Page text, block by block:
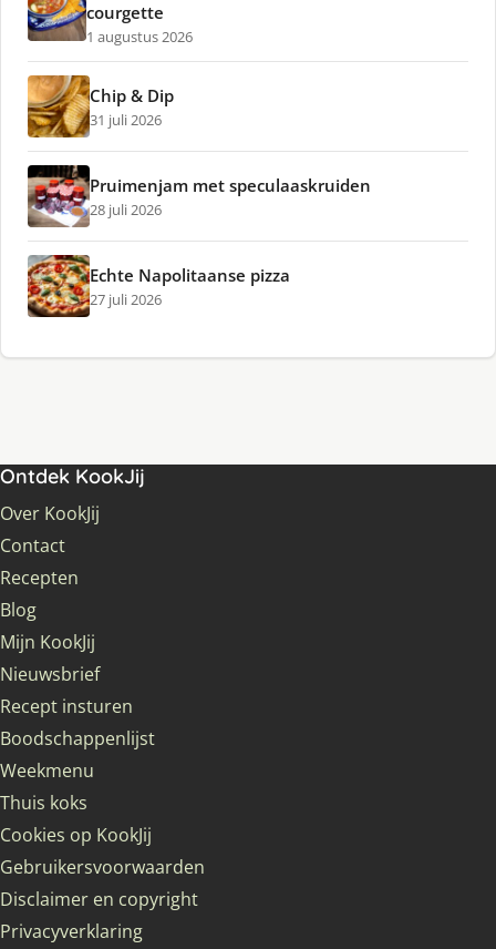
courgette
1 augustus 2026
Chip & Dip
31 juli 2026
Pruimenjam met speculaaskruiden
28 juli 2026
Echte Napolitaanse pizza
27 juli 2026
Ontdek KookJij
Over KookJij
Contact
Recepten
Blog
Mijn KookJij
Nieuwsbrief
Recept insturen
Boodschappenlijst
Weekmenu
Thuis koks
Cookies op KookJij
Gebruikersvoorwaarden
Disclaimer en copyright
Privacyverklaring